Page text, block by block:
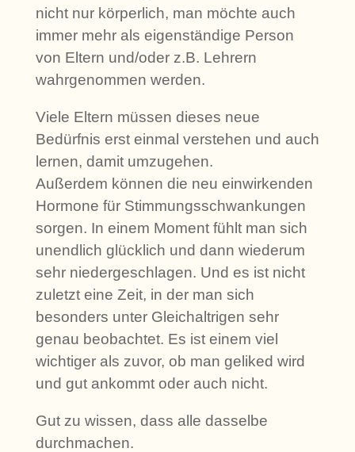
nicht nur körperlich, man möchte auch
immer mehr als eigenständige Person
von Eltern und/oder z.B. Lehrern
wahrgenommen werden.
Viele Eltern müssen dieses neue
Bedürfnis erst einmal verstehen und auch
lernen, damit umzugehen.
Außerdem können die neu einwirkenden
Hormone für Stimmungsschwankungen
sorgen. In einem Moment fühlt man sich
unendlich glücklich und dann wiederum
sehr niedergeschlagen. Und es ist nicht
zuletzt eine Zeit, in der man sich
besonders unter Gleichaltrigen sehr
genau beobachtet. Es ist einem viel
wichtiger als zuvor, ob man geliked wird
und gut ankommt oder auch nicht.
Gut zu wissen, dass alle dasselbe
durchmachen.